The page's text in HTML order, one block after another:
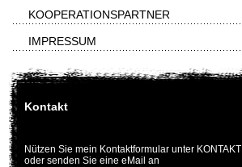
KOOPERATIONSPARTNER
IMPRESSUM
Kontakt
Nützen Sie mein Kontaktformular unter KONTAKT
oder senden Sie eine eMail an